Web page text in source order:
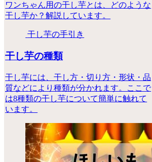
ワンちゃん用の干し芋とは、どのような
干し芋か？解説しています。
干し芋の手引き
干し芋の種類
干し芋には、干し方・切り方・形状・品
質などにより種類が分かれます。ここで
は8種類の干し芋について簡単に触れて
います。